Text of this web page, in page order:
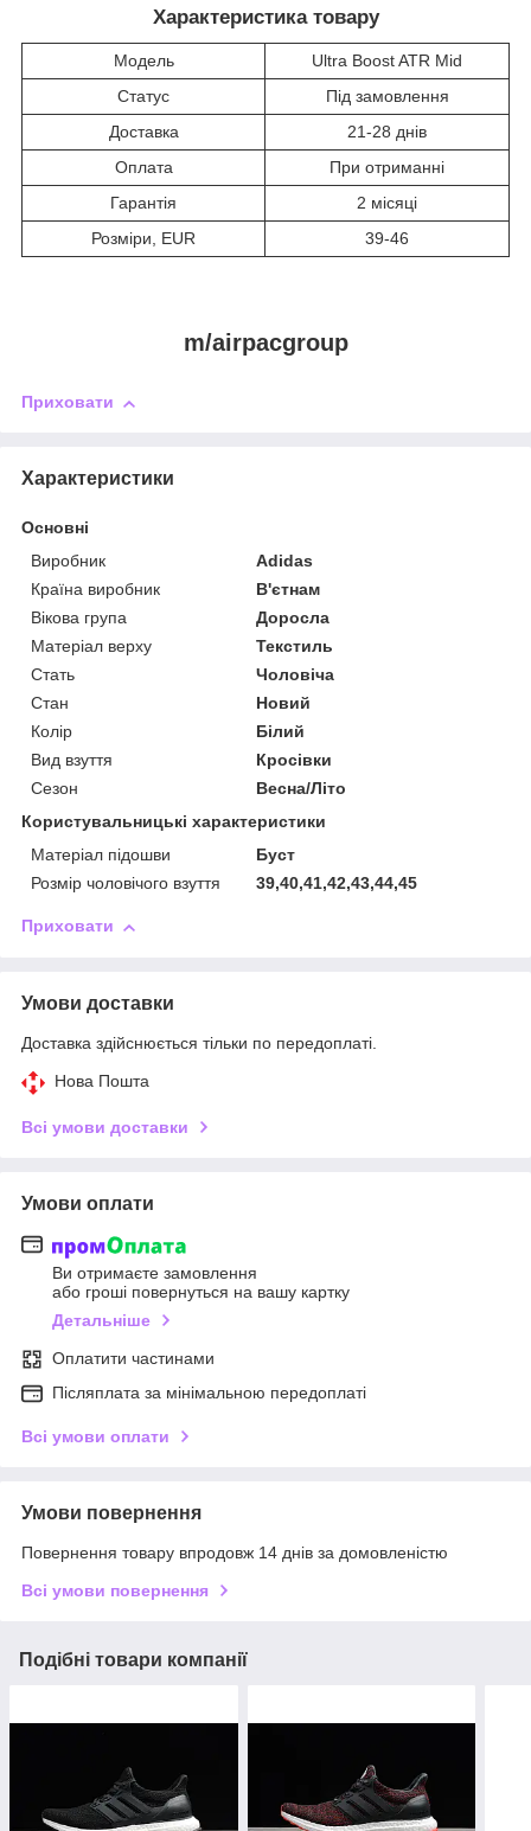
Характеристика товару
Модель
Ultra Boost ATR Mid
Статус
Під замовлення
Доставка
21-28 днів
Оплата
При отриманні
Гарантія
2 місяці
Розміри, EUR
39-46
m/airpacgroup
Приховати
Характеристики
Основні
Виробник
Adidas
Країна виробник
В'єтнам
Вікова група
Доросла
Матеріал верху
Текстиль
Стать
Чоловіча
Стан
Новий
Колір
Білий
Вид взуття
Кросівки
Сезон
Весна/Літо
Користувальницькі характеристики
Матеріал підошви
Буст
Розмір чоловічого взуття
39,40,41,42,43,44,45
Приховати
Умови доставки
Доставка здійснюється тільки по передоплаті.
Нова Пошта
Всі умови доставки
Умови оплати
Ви отримаєте замовлення
або гроші повернуться на вашу картку
Детальніше
Оплатити частинами
Післяплата за мінімальною передоплаті
Всі умови оплати
Умови повернення
Повернення товару впродовж 14 днів за домовленістю
Всі умови повернення
Подібні товари компанії